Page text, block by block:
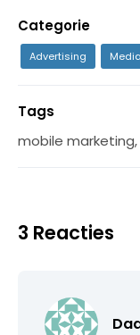
Categorie
Advertising Media
Tags
mobile marketing,
3 Reacties